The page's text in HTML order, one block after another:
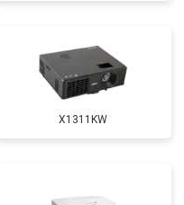
X1311KW